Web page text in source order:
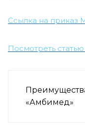
Ссылка на приказ
Посмотреть
«Амбимед»